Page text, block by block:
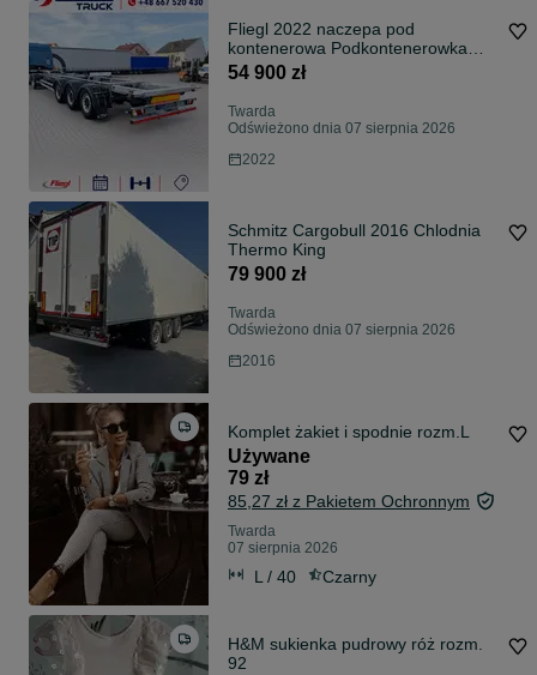
Fliegl 2022 naczepa pod
kontenerowa Podkontenerowka
Krone Schmitz Wielton
54 900 zł
Twarda
Odświeżono dnia 07 sierpnia 2026
2022
Schmitz Cargobull 2016 Chlodnia
Thermo King
79 900 zł
Twarda
Odświeżono dnia 07 sierpnia 2026
2016
Komplet żakiet i spodnie rozm.L
Używane
79 zł
85,27 zł z Pakietem Ochronnym
Twarda
07 sierpnia 2026
L / 40 Czarny
H&M sukienka pudrowy róż rozm.
92